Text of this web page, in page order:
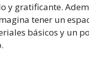
y gratificante.
tener un
básicos y un